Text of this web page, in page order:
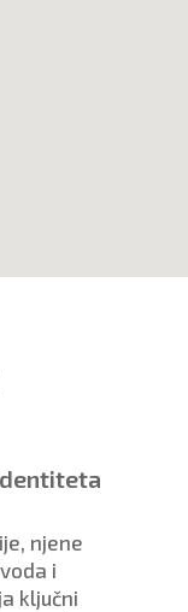
njene
i
ključni